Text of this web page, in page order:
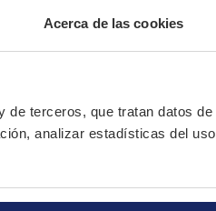
Acerca de las cookies
de terceros, que tratan datos de
analizar estadísticas del uso